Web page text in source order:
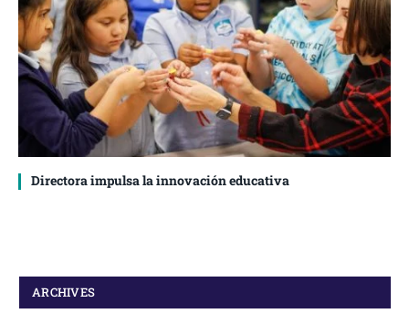
Directora impulsa la innovación educativa
ARCHIVES